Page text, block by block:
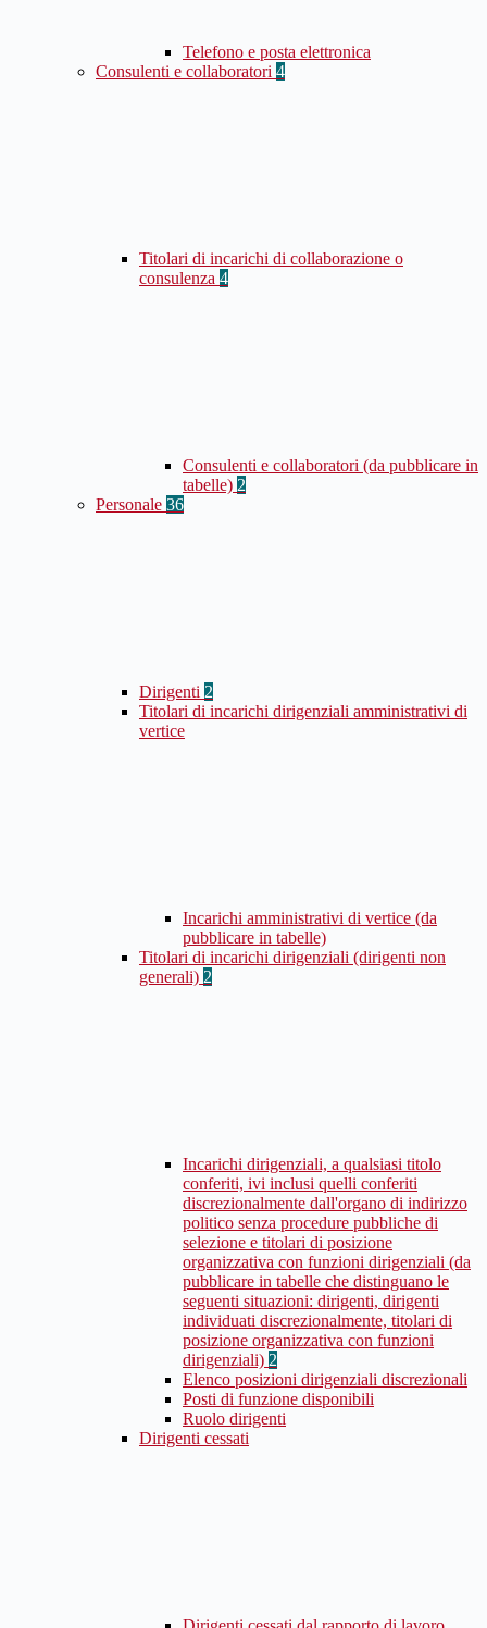
Telefono e posta elettronica
Consulenti e collaboratori 4
Titolari di incarichi di collaborazione o
consulenza 4
Consulenti e collaboratori (da pubblicare in
tabelle) 2
Personale 36
Dirigenti 2
Titolari di incarichi dirigenziali amministrativi di
vertice
Incarichi amministrativi di vertice (da
pubblicare in tabelle)
Titolari di incarichi dirigenziali (dirigenti non
generali) 2
Incarichi dirigenziali, a qualsiasi titolo
conferiti, ivi inclusi quelli conferiti
discrezionalmente dall'organo di indirizzo
politico senza procedure pubbliche di
selezione e titolari di posizione
organizzativa con funzioni dirigenziali (da
pubblicare in tabelle che distinguano le
seguenti situazioni: dirigenti, dirigenti
individuati discrezionalmente, titolari di
posizione organizzativa con funzioni
dirigenziali) 2
Elenco posizioni dirigenziali discrezionali
Posti di funzione disponibili
Ruolo dirigenti
Dirigenti cessati